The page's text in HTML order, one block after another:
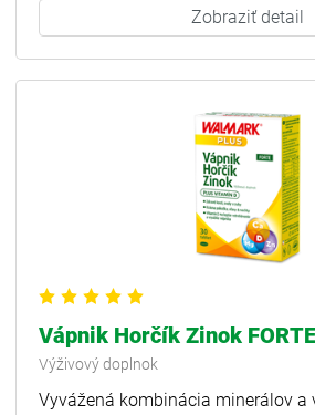
Zobraziť detail
Vápnik Horčík Zinok FORTE
Výživový doplnok
Vyvážená kombinácia minerálov a